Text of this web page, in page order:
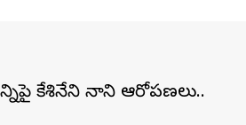
కేశినేని నాని ఆరోపణలు..